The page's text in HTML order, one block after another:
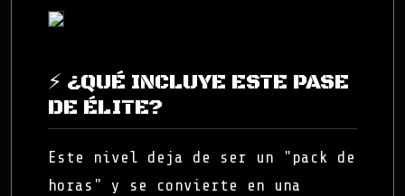
⚡ ¿QUÉ INCLUYE ESTE PASE
DE ÉLITE?
Este nivel deja de ser un "pack de
horas" y se convierte en una